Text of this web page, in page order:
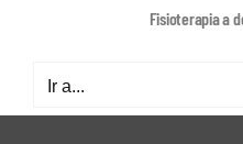
Fisioterapia a
Ir a...